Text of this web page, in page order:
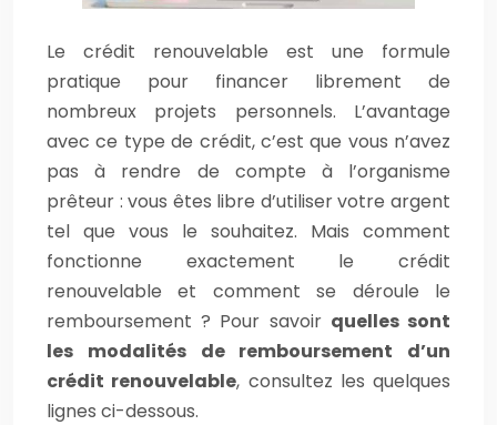
Le crédit renouvelable est une formule
pratique pour financer librement de
nombreux projets personnels. L’avantage
avec ce type de crédit, c’est que vous n’avez
pas à rendre de compte à l’organisme
prêteur : vous êtes libre d’utiliser votre argent
tel que vous le souhaitez. Mais comment
fonctionne exactement le crédit
renouvelable et comment se déroule le
remboursement ? Pour savoir quelles sont
les modalités de remboursement d’un
crédit renouvelable, consultez les quelques
lignes ci-dessous.